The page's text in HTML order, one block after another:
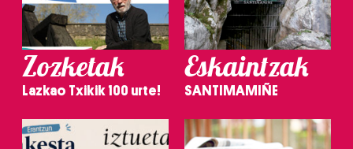
Zozketak
Lazkao Txikik 100 urte!
Eskaintzak
SANTIMAMIÑE